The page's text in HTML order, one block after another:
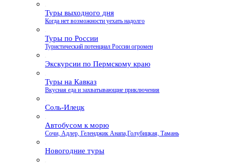
Туры выходного дня
Когда нет возможности уехать надолго
Туры по России
Туристический потенциал России огромен
Экскурсии по Пермскому краю
Туры на Кавказ
Вкусная еда и захватывающие приключения
Соль-Илецк
Автобусом к морю
Сочи, Адлер, Геленджик Анапа,Голубицкая, Тамань
Новогодние туры